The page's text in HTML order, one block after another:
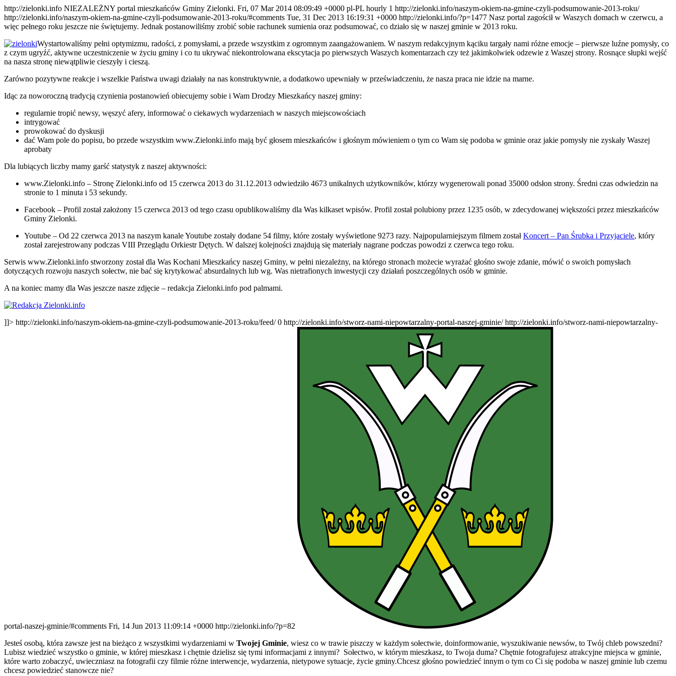
http://zielonki.info NIEZALEŻNY portal mieszkańców Gminy Zielonki. Fri, 07 Mar 2014 08:09:49 +0000 pl-PL hourly 1 http://zielonki.info/naszym-okiem-na-gmine-czyli-podsumowanie-2013-roku/
http://zielonki.info/naszym-okiem-na-gmine-czyli-podsumowanie-2013-roku/#comments Tue, 31 Dec 2013 16:19:31 +0000 http://zielonki.info/?p=1477 Nasz portal zagościł w Waszych domach w czerwcu, a
więc pełnego roku jeszcze nie świętujemy. Jednak postanowiliśmy zrobić sobie rachunek sumienia oraz podsumować, co działo się w naszej gminie w 2013 roku.
Wystartowaliśmy pełni optymizmu, radości, z pomysłami, a przede wszystkim z ogromnym zaangażowaniem. W naszym redakcyjnym kąciku targały nami różne emocje – pierwsze luźne pomysły, co
z czym ugryźć, aktywne uczestniczenie w życiu gminy i co tu ukrywać niekontrolowana ekscytacja po pierwszych Waszych komentarzach czy też jakimkolwiek odzewie z Waszej strony. Rosnące słupki wejść
na nasza stronę niewątpliwie cieszyły i cieszą.
Zarówno pozytywne reakcje i wszelkie Państwa uwagi działały na nas konstruktywnie, a dodatkowo upewniały w przeświadczeniu, że nasza praca nie idzie na marne.
Idąc za noworoczną tradycją czynienia postanowień obiecujemy sobie i Wam Drodzy Mieszkańcy naszej gminy:
regularnie tropić newsy, węszyć afery, informować o ciekawych wydarzeniach w naszych miejscowościach
intrygować
prowokować do dyskusji
dać Wam pole do popisu, bo przede wszystkim www.Zielonki.info mają być głosem mieszkańców i głośnym mówieniem o tym co Wam się podoba w gminie oraz jakie pomysły nie zyskały Waszej
aprobaty
Dla lubiących liczby mamy garść statystyk z naszej aktywności:
www.Zielonki.info – Stronę Zielonki.info od 15 czerwca 2013 do 31.12.2013 odwiedziło 4673 unikalnych użytkowników, którzy wygenerowali ponad 35000 odsłon strony. Średni czas odwiedzin na
stronie to 1 minuta i 53 sekundy.
Facebook – Profil został założony 15 czerwca 2013 od tego czasu opublikowaliśmy dla Was kilkaset wpisów. Profil został polubiony przez 1235 osób, w zdecydowanej większości przez mieszkańców
Gminy Zielonki.
Youtube – Od 22 czerwca 2013 na naszym kanale Youtube zostały dodane 54 filmy, które zostały wyświetlone 9273 razy. Najpopularniejszym filmem zostałKoncert – Pan Śrubka i Przyjaciele, który
został zarejestrowany podczas VIII Przeglądu Orkiestr Dętych. W dalszej kolejności znajdują się materiały nagrane podczas powodzi z czerwca tego roku.
Serwis www.Zielonki.info stworzony został dla Was Kochani Mieszkańcy naszej Gminy, w pełni niezależny, na którego stronach możecie wyrażać głośno swoje zdanie, mówić o swoich pomysłach
dotyczących rozwoju naszych sołectw, nie bać się krytykować absurdalnych lub wg. Was nietrafionych inwestycji czy działań poszczególnych osób w gminie.
A na koniec mamy dla Was jeszcze nasze zdjęcie – redakcja Zielonki.info pod palmami.
]]> http://zielonki.info/naszym-okiem-na-gmine-czyli-podsumowanie-2013-roku/feed/ 0 http://zielonki.info/stworz-nami-niepowtarzalny-portal-naszej-gminie/http://zielonki.info/stworz-nami-niepowtarzalny-
portal-naszej-gminie/#comments Fri, 14 Jun 2013 11:09:14 +0000 http://zielonki.info/?p=82
Jesteś osobą, która zawsze jest na bieżąco z wszystkimi wydarzeniami w Twojej Gminie, wiesz co w trawie piszczy w każdym sołectwie, doinformowanie, wyszukiwanie newsów, to Twój chleb powszedni?
Lubisz wiedzieć wszystko o gminie, w której mieszkasz i chętnie dzielisz się tymi informacjami z innymi? Sołectwo, w którym mieszkasz, to Twoja duma? Chętnie fotografujesz atrakcyjne miejsca w gminie,
które warto zobaczyć, uwieczniasz na fotografii czy filmie różne interwencje, wydarzenia, nietypowe sytuacje, życie gminy.Chcesz głośno powiedzieć innym o tym co Ci się podoba w naszej gminie lub czemu
chcesz powiedzieć stanowcze nie?